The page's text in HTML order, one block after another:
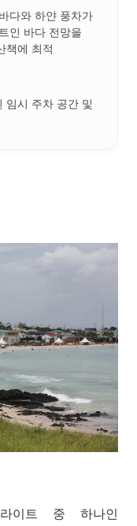
다와 하얀 풍차가
인 바다 전망을
책에 최적
임시 주차 공간 및
이트 중 하나인